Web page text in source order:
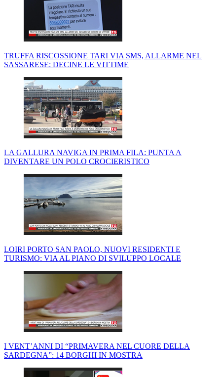
TRUFFA RISCOSSIONE TARI VIA SMS, ALLARME NEL
SASSARESE: DECINE LE VITTIME
LA GALLURA NAVIGA IN PRIMA FILA: PUNTA A
DIVENTARE UN POLO CROCIERISTICO
LOIRI PORTO SAN PAOLO, NUOVI RESIDENTI E
TURISMO: VIA AL PIANO DI SVILUPPO LOCALE
I VENT’ANNI DI “PRIMAVERA NEL CUORE DELLA
SARDEGNA”: 14 BORGHI IN MOSTRA